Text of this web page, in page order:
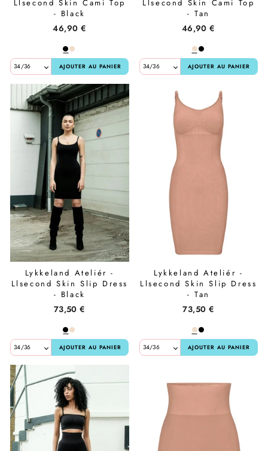
Llsecond Skin Cami Top
- Black
46,90 €
AJOUTER AU PANIER
Llsecond Skin Cami Top
- Tan
46,90 €
AJOUTER AU PANIER
Lykkeland Ateliér -
Llsecond Skin Slip Dress
- Black
73,50 €
AJOUTER AU PANIER
Lykkeland Ateliér -
Llsecond Skin Slip Dress
- Tan
73,50 €
AJOUTER AU PANIER